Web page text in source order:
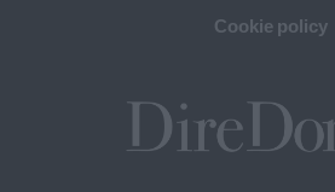
Cookie policy